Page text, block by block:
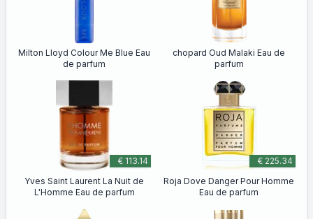
Milton Lloyd Colour Me Blue Eau
de parfum
chopard Oud Malaki Eau de
parfum
€ 113.14
Yves Saint Laurent La Nuit de
L'Homme Eau de parfum
€ 225.34
Roja Dove Danger Pour Homme
Eau de parfum